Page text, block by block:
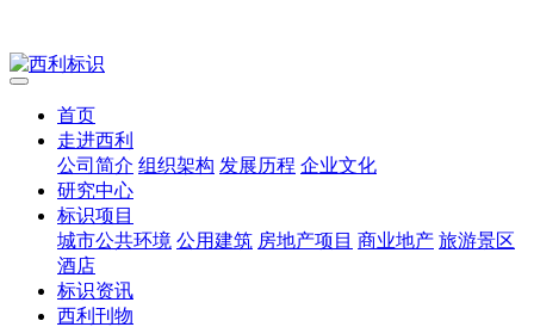
首页
走进西利
公司简介 组织架构 发展历程 企业文化
研究中心
标识项目
城市公共环境 公用建筑 房地产项目 商业地产 旅游景区
酒店
标识资讯
西利刊物